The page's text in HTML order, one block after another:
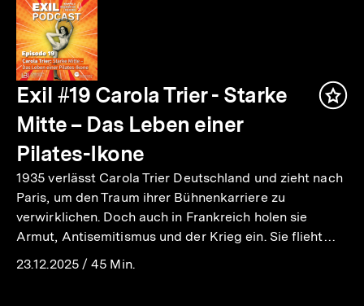
Exil #19 Carola Trier - Starke
Mitte – Das Leben einer
Pilates-Ikone
1935 verlässt Carola Trier Deutschland und zieht nach
Paris, um den Traum ihrer Bühnenkarriere zu
verwirklichen. Doch auch in Frankreich holen sie
Armut, Antisemitismus und der Krieg ein. Sie flieht…
23.12.2025/45 Min.